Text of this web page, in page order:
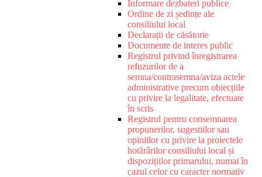
Informare dezbateri publice
Ordine de zi ședințe ale
consiliului local
Declarații de căsătorie
Documente de interes public
Registrul privind înregistrarea
refuzurilor de a
semna/contrasemna/aviza actele
administrative precum obiecțiile
cu privire la legalitate, efectuate
în scris
Registrul pentru consemnarea
propunerilor, sugestiilor sau
opiniilor cu privire la proiectele
hotărârilor consiliului local și
dispozițiilor primarului, numai în
cazul celor cu caracter normativ